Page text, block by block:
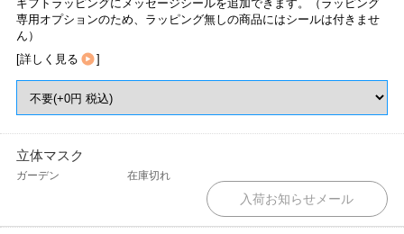
ギフトラッピングにメッセージシールを追加できます。（ラッピング
専用オプションのため、ラッピング無しの商品にはシールは付きませ
ん）
[詳しく見る ]
立体マスク
ガーデン 在庫切れ